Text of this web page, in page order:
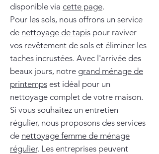
disponible via cette page.
Pour les sols, nous offrons un service
de nettoyage de tapis pour raviver
vos revêtement de sols et éliminer les
taches incrustées. Avec l'arrivée des
beaux jours, notre grand ménage de
printemps est idéal pour un
nettoyage complet de votre maison.
Si vous souhaitez un entretien
régulier, nous proposons des services
de nettoyage femme de ménage
régulier. Les entreprises peuvent